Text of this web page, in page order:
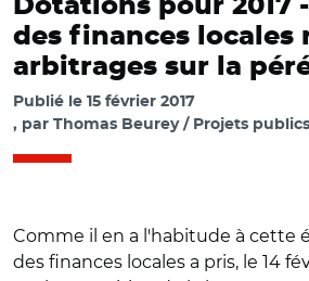
Dotations pour 2017 -
des finances locales
arbitrages sur la
Publié le 15 février 2017
par Thomas Beurey / Projets publics
Comme il en a l'habitude à cette
des finances locales a pris, le 14